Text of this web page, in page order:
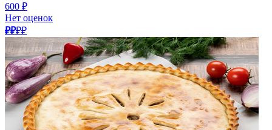
600 ₽
Нет оценок
₽₽₽₽